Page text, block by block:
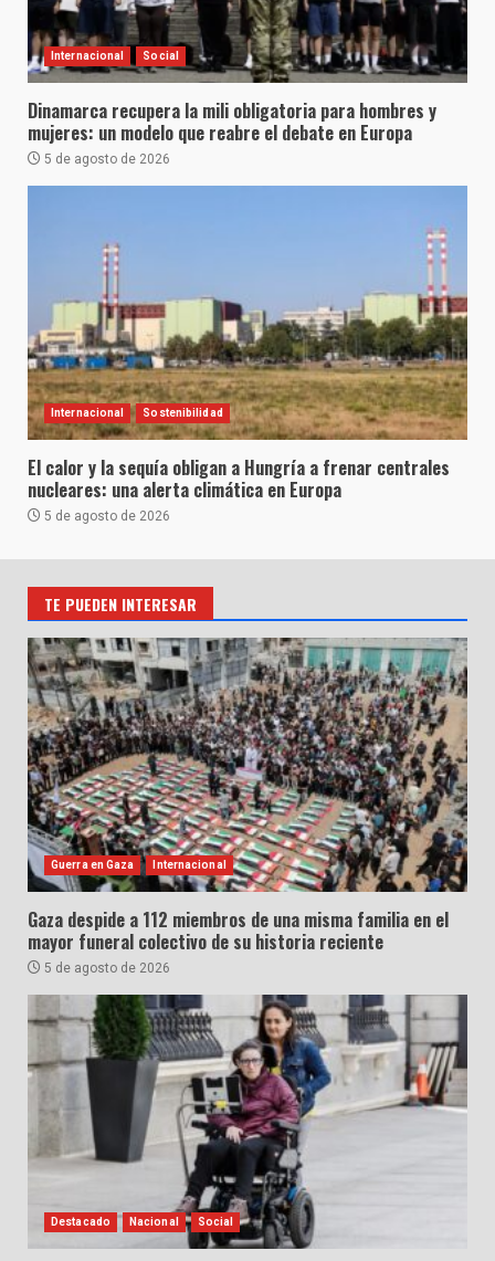
Internacional Social
Dinamarca recupera la mili obligatoria para hombres y
mujeres: un modelo que reabre el debate en Europa
5 de agosto de 2026
Internacional Sostenibilidad
El calor y la sequía obligan a Hungría a frenar centrales
nucleares: una alerta climática en Europa
5 de agosto de 2026
TE PUEDEN INTERESAR
Guerra en Gaza Internacional
Gaza despide a 112 miembros de una misma familia en el
mayor funeral colectivo de su historia reciente
5 de agosto de 2026
Destacado Nacional Social